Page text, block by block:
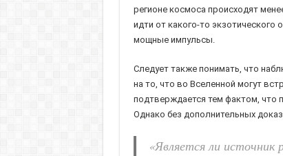
регионе космоса происходят
идти от какого-то
мощные импульсы.
Следует также понимать, что
на то, что во Вселенной могут
подтверждается тем фактом, что
Однако без дополнительных
«Является ли источник